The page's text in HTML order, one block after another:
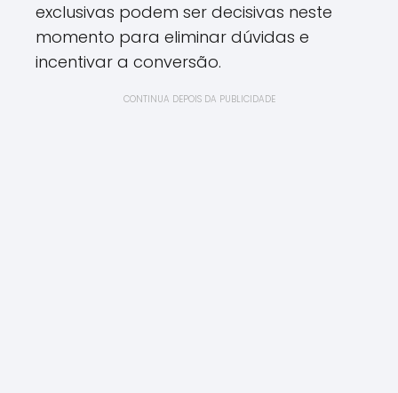
exclusivas podem ser decisivas neste
momento para eliminar dúvidas e
incentivar a conversão.
CONTINUA DEPOIS DA PUBLICIDADE